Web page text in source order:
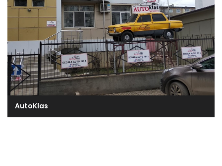
AutoKlas